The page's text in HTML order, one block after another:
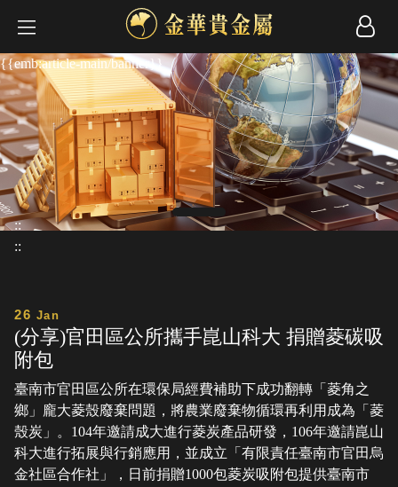
{{emb:article-main/banner}}
::
::
26 Jan
(分享)官田區公所攜手崑山科大 捐贈菱碳吸
附包
臺南市官田區公所在環保局經費補助下成功翻轉「菱角之
鄉」龐大菱殼廢棄問題，將農業廢棄物循環再利用成為「菱
殼炭」。104年邀請成大進行菱炭產品研發，106年邀請崑山
科大進行拓展與行銷應用，並成立「有限責任臺南市官田烏
金社區合作社」，日前捐贈1000包菱炭吸附包提供臺南市